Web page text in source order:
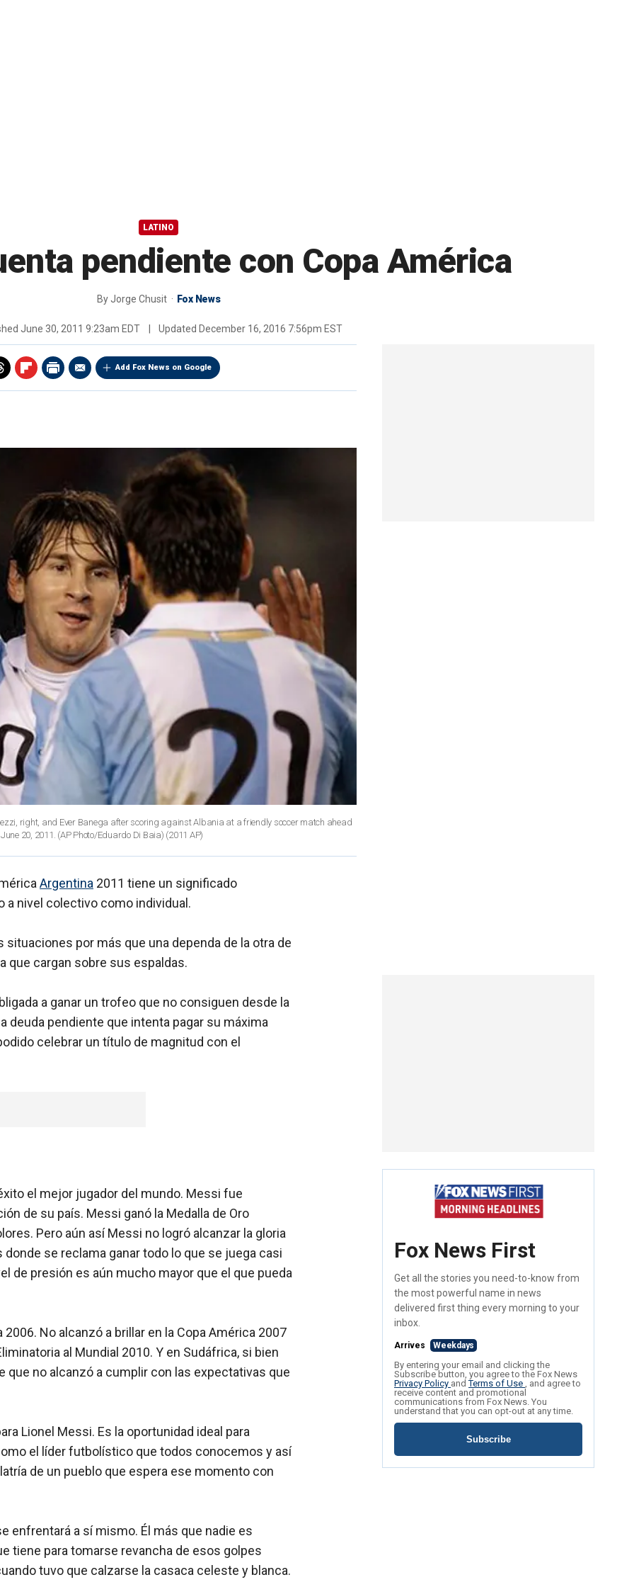
LATINO
pendiente con Copa América
ByJorge Chusit Fox News
June 30, 2011 9:23am EDT Updated December 16, 2016 7:56pm EST
Add Fox News on Google
right, and Ever Banega after scoring against Albania at a friendly soccer match ahead
20, 2011. (AP Photo/Eduardo Di Baia) (2011 AP)
Argentina 2011 tiene un significado
a nivel colectivo como individual.
por más que una dependa de la otra de
que cargan sobre sus espaldas.
a ganar un trofeo que no consiguen desde la
deuda pendiente que intenta pagar su máxima
celebrar un título de magnitud con el
el mejor jugador del mundo. Messi fue
de su país. Messi ganó la Medalla de Oro
Pero aún así Messi no logró alcanzar la gloria
donde se reclama ganar todo lo que se juega casi
de presión es aún mucho mayor que el que pueda
No alcanzó a brillar en la Copa América 2007
al Mundial 2010. Y en Sudáfrica, si bien
que no alcanzó a cumplir con las expectativas que
Lionel Messi. Es la oportunidad ideal para
el líder futbolístico que todos conocemos y así
de un pueblo que espera ese momento con
enfrentará a sí mismo. Él más que nadie es
tiene para tomarse revancha de esos golpes
tuvo que calzarse la casaca celeste y blanca.
Fox News First
Get all the stories you need-to-know from
the most powerful name in news
delivered first thing every morning to your
inbox.
Arrives Weekdays
By entering your email and clicking the
Subscribe button, you agree to the Fox News
Privacy Policy andTerms of Use , and agree to
receive content and promotional
communications from Fox News. You
understand that you can opt-out at any time.
Subscribe